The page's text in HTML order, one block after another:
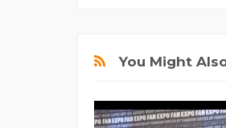
You Might